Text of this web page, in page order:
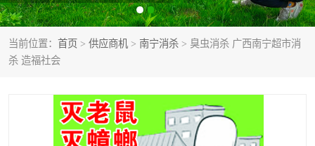
当前位置： 首页 > 供应商机 > 南宁消杀 > 臭虫消杀 广西南宁超市消
杀 造福社会
南宁除四害 南宁消杀
南宁除虫公司